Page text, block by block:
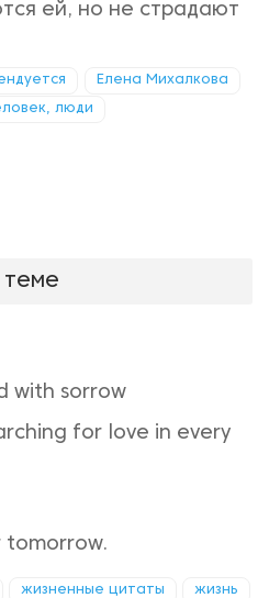
ей, но не страдают
Елена Михалкова
люди
теме
with sorrow
for love in every
tomorrow.
жизненные цитаты жизнь